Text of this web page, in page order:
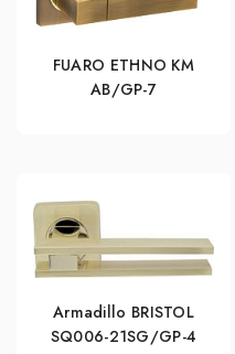
FUARO ETHNO KM
AB/GP-7
Armadillo BRISTOL
SQ006-21SG/GP-4